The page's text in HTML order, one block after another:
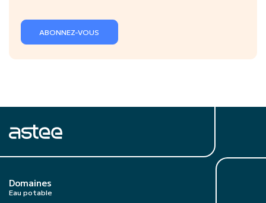
ABONNEZ-VOUS
Domaines
Eau potable